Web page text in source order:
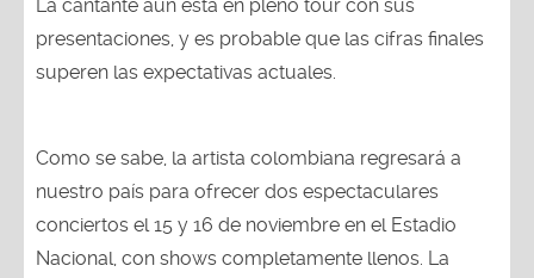
La cantante aún está en pleno tour con sus
presentaciones, y es probable que las cifras finales
superen las expectativas actuales.
Como se sabe, la artista colombiana regresará a
nuestro país para ofrecer dos espectaculares
conciertos el 15 y 16 de noviembre en el Estadio
Nacional, con shows completamente llenos. La